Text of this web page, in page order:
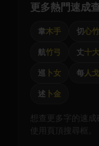
更多熱門速成
韋木手 切心竹
航竹弓 丈十大
巡 卜女 每人戈
述 卜金
想查更多字的速
使用頁頂搜尋框。